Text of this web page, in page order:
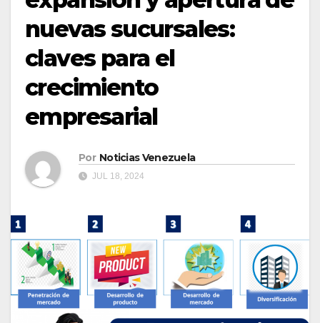
nuevas sucursales:
claves para el
crecimiento
empresarial
Por Noticias Venezuela
JUL 18, 2024